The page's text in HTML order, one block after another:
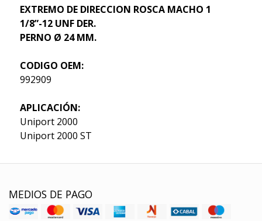
EXTREMO DE DIRECCION ROSCA MACHO 1
1/8”-12 UNF DER.
PERNO Ø 24 MM.
CODIGO OEM:
992909
APLICACIÓN:
Uniport 2000
Uniport 2000 ST
MEDIOS DE PAGO